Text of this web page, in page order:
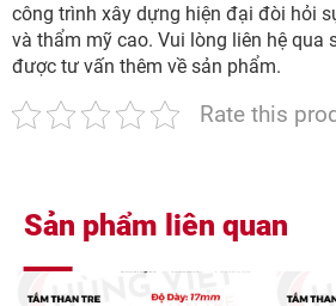
công trình xây dựng hiện đại đòi hỏi
và thẩm mỹ cao. Vui lòng liên hệ qua
được tư vấn thêm về sản phẩm.
Rate this
Sản phẩm liên quan